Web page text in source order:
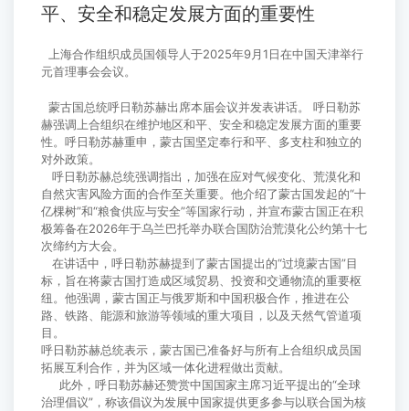
平、安全和稳定发展方面的重要性
上海合作组织成员国领导人于2025年9月1日在中国天津举行
元首理事会会议。
蒙古国总统呼日勒苏赫出席本届会议并发表讲话。 呼日勒苏
赫强调上合组织在维护地区和平、安全和稳定发展方面的重要
性。呼日勒苏赫重申，蒙古国坚定奉行和平、多支柱和独立的
对外政策。
呼日勒苏赫总统强调指出，加强在应对气候变化、荒漠化和
自然灾害风险方面的合作至关重要。他介绍了蒙古国发起的“十
亿棵树”和“粮食供应与安全”等国家行动，并宣布蒙古国正在积
极筹备在2026年于乌兰巴托举办联合国防治荒漠化公约第十七
次缔约方大会。
在讲话中，呼日勒苏赫提到了蒙古国提出的“过境蒙古国”目
标，旨在将蒙古国打造成区域贸易、投资和交通物流的重要枢
纽。他强调，蒙古国正与俄罗斯和中国积极合作，推进在公
路、铁路、能源和旅游等领域的重大项目，以及天然气管道项
目。
呼日勒苏赫总统表示，蒙古国已准备好与所有上合组织成员国
拓展互利合作，并为区域一体化进程做出贡献。
此外，呼日勒苏赫还赞赏中国国家主席习近平提出的“全球
治理倡议”，称该倡议为发展中国家提供更多参与以联合国为核